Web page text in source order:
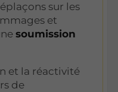
sur les
et
soumission
et la réactivité
de